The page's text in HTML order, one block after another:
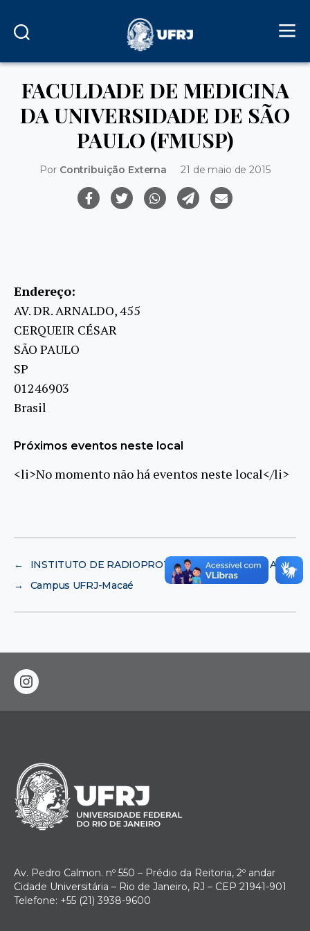
FACULDADE DE MEDICINA
DA UNIVERSIDADE DE SÃO
PAULO (FMUSP)
Por Contribuição Externa 21 de maio de 2015
Endereço:
AV. DR. ARNALDO, 455
CERQUEIR CÉSAR
SÃO PAULO
SP
01246903
Brasil
Próximos eventos neste local
<li>No momento não há eventos neste local</li>
←
INSTITUTO DE RADIOPROTEÇÃO E DOSIMETRIA
→
Campus UFRJ-Macaé
instagram
Av. Pedro Calmon. nº 550 – Prédio da Reitoria, 2º andar
Cidade Universitária – Rio de Janeiro, RJ – CEP 21941-901
Telefone: +55 (21) 3938-9600